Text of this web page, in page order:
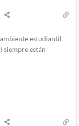
estudiantil
siempre están